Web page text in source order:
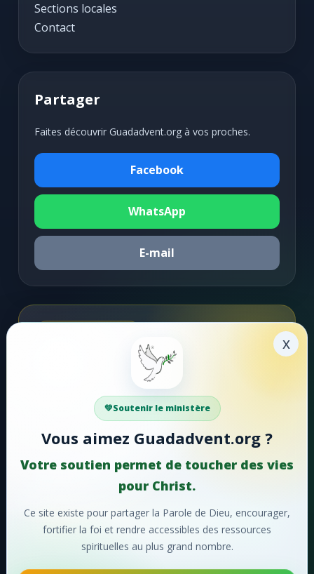
Sections locales
Contact
Partager
Faites découvrir Guadadvent.org à vos proches.
Facebook
WhatsApp
E-mail
Votre soutien aide Guadadvent.org à continuer sa
mission de foi, d'encouragement et d'édification.
❤️Faire un don maintenant
x
Soutenir le ministère
Vous aimez Guadadvent.org ?
Votre soutien permet de toucher des vies
pour Christ.
Ce site existe pour partager la Parole de Dieu, encourager,
fortifier la foi et rendre accessibles des ressources
spirituelles au plus grand nombre.